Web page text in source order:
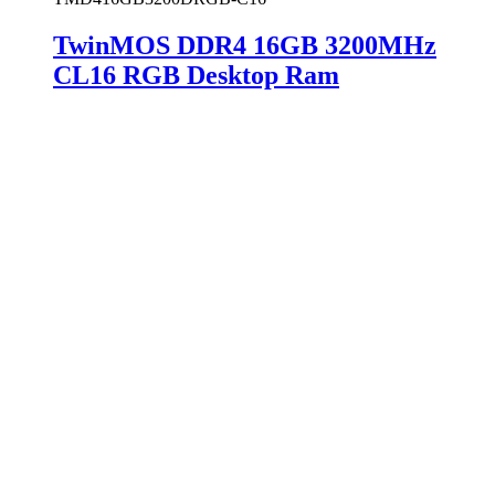
TwinMOS DDR4 16GB 3200MHz
CL16 RGB Desktop Ram